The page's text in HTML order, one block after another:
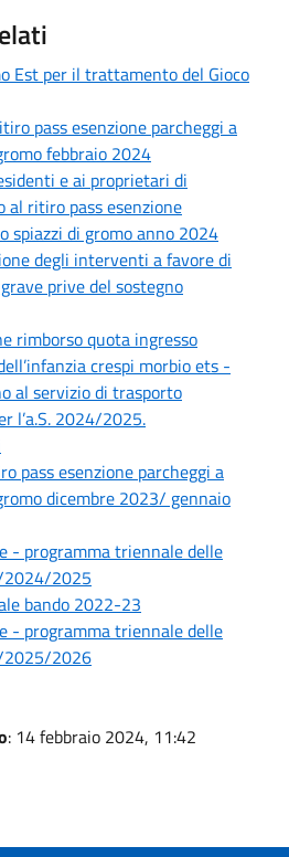
Est per il trattamento del Gioco
pass esenzione parcheggi a
febbraio 2024
e ai proprietari di
al ritiro pass esenzione
spiazzi di gromo anno 2024
degli interventi a favore di
prive del sostegno
rimborso quota ingresso
crespi morbio ets -
al servizio di trasporto
l’a.S. 2024/2025.
pass esenzione parcheggi a
dicembre 2023/ gennaio
- programma triennale delle
2024/2025
bando 2022-23
- programma triennale delle
2025/2026
: 14 febbraio 2024, 11:42